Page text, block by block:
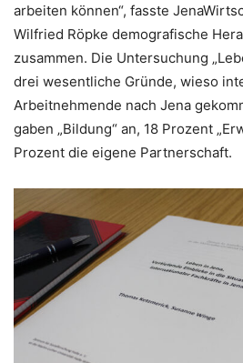
arbeiten können“, fasste
Wilfried Röpke demografische
zusammen. Die Untersuchung
drei wesentliche Gründe, wieso
Arbeitnehmende nach Jena
gaben „Bildung“ an, 18 Prozent
Prozent die eigene Partnerschaft.